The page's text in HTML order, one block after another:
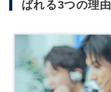
ばれる3つの理由